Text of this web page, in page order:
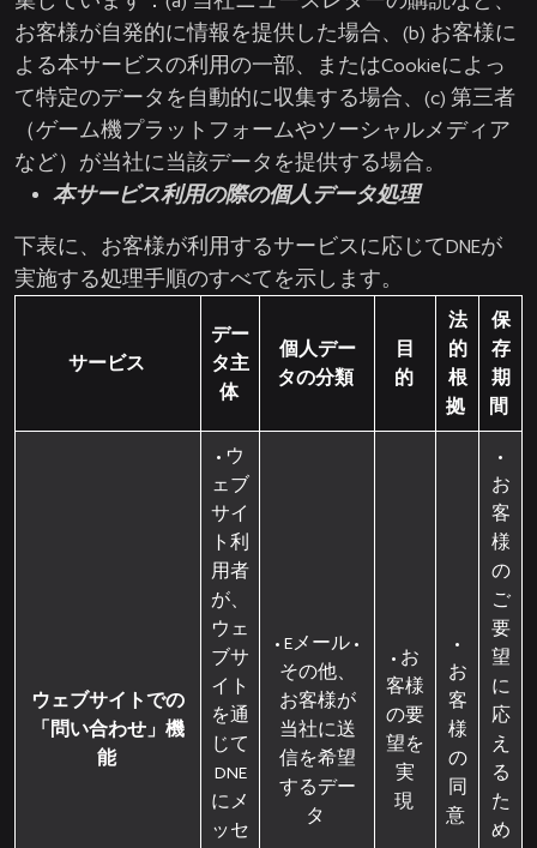
お客様が自発的に情報を提供した場合、(b) お客様に
よる本サービスの利用の一部、またはCookieによっ
て特定のデータを自動的に収集する場合、(c) 第三者
（ゲーム機プラットフォームやソーシャルメディア
など）が当社に当該データを提供する場合。
本サービス利用の際の個人データ処理
下表に、お客様が利用するサービスに応じてDNEが
実施する処理手順のすべてを示します。
サービス
デー
タ主
体
個人デー
タの分類
目
的
法
的
根
拠
保
存
期
間
ウェブサイトでの
「問い合わせ」機
能
• ウ
ェブ
サイ
ト利
用者
が、
ウェ
ブサ
イト
を通
じて
DNE
にメ
ッセ
• Eメール •
その他、
お客様が
当社に送
信を希望
するデー
タ
• お
客様
の要
望を
実
現
•
お
客
様
の
同
意
•
お
客
様
の
ご
要
望
に
応
え
る
た
め